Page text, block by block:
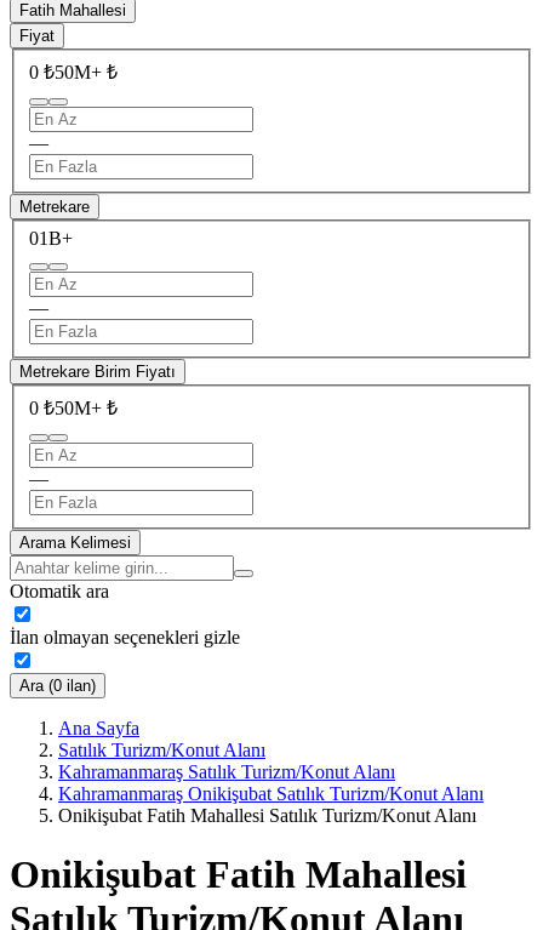
Fatih Mahallesi
Fiyat
0 ₺50M+ ₺
—
Metrekare
01B+
—
Metrekare Birim Fiyatı
0 ₺50M+ ₺
—
Arama Kelimesi
Otomatik ara
İlan olmayan seçenekleri gizle
Ara (0 ilan)
Ana Sayfa
Satılık Turizm/Konut Alanı
Kahramanmaraş Satılık Turizm/Konut Alanı
Kahramanmaraş Onikişubat Satılık Turizm/Konut Alanı
Onikişubat Fatih Mahallesi Satılık Turizm/Konut Alanı
Onikişubat Fatih Mahallesi
Satılık Turizm/Konut Alanı